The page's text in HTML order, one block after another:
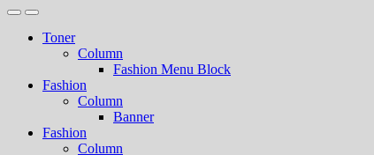
Toner
Column
Fashion Menu Block
Fashion
Column
Banner
Fashion
Column